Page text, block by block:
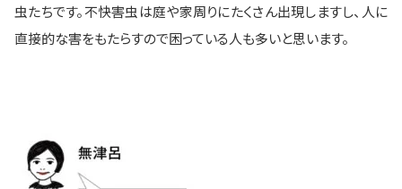
虫たちです。不快害虫は庭や家周りにたくさん出現しますし、人に
直接的な害をもたらすので困っている人も多いと思います。